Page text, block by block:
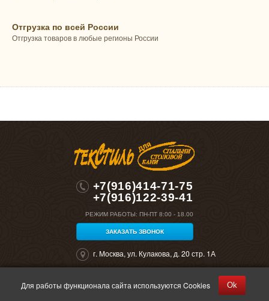
Отгрузка по всей России
Отгрузка товаров в любые регионы России
+7(916)414-71-75
+7(916)122-39-41
РЕЖИМ РАБОТЫ: ПН-ПТ 8:00 - 18.00
ЗАКАЗАТЬ ЗВОНОК
г. Москва, ул. Кулакова, д. 20 стр. 1А
©2026 "Полокрон". Все права защищены
Для работы функционала сайта используются Cookies Ok